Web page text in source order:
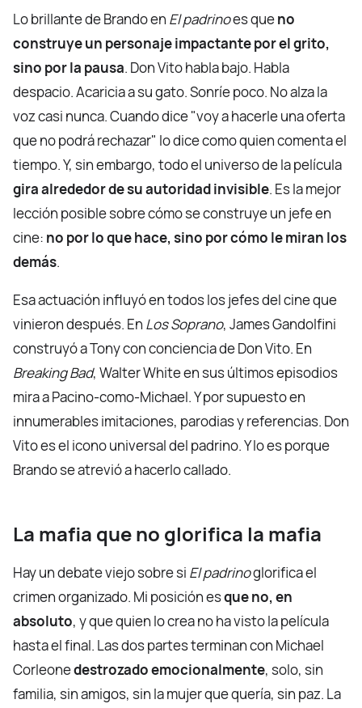
Lo brillante de Brando en El padrinoes queno
construye un personaje impactante por el grito,
sino por la pausa. Don Vito habla bajo. Habla
despacio. Acaricia a su gato. Sonríe poco. No alza la
voz casi nunca. Cuando dice "voy a hacerle una oferta
que no podrá rechazar" lo dice como quien comenta el
tiempo. Y, sin embargo, todo el universo de la película
gira alrededor de su autoridad invisible. Es la mejor
lección posible sobre cómo se construye un jefe en
cine: no por lo que hace, sino por cómo le miran los
demás.
Esa actuación influyó en todos los jefes del cine que
vinieron después. En Los Soprano, James Gandolfini
construyó a Tony con conciencia de Don Vito. En
Breaking Bad, Walter White en sus últimos episodios
mira a Pacino-como-Michael. Y por supuesto en
innumerables imitaciones, parodias y referencias. Don
Vito es el icono universal del padrino. Y lo es porque
Brando se atrevió a hacerlo callado.
La mafia que no glorifica la mafia
Hay un debate viejo sobre si El padrinoglorifica el
crimen organizado. Mi posición esque no, en
absoluto, y que quien lo crea no ha visto la película
hasta el final. Las dos partes terminan con Michael
Corleonedestrozado emocionalmente, solo, sin
familia, sin amigos, sin la mujer que quería, sin paz. La